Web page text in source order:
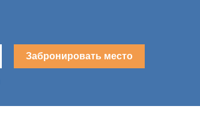
Забронировать место